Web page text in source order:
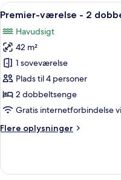
1
seng
havudsigt
Indlæs
alle
billeder
af
Premier-
værelse
-
2
-
5
Premier-værelse - 2
Havudsigt
42 m²
1 soveværelse
Plads til 4 personer
2 dobbeltsenge
Gratis internetforbindelse
Flere oplysninger
Flere
værelse